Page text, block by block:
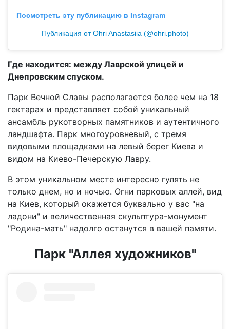
Посмотреть эту публикацию в Instagram
Публикация от Ohri Anastasiia (@ohri.photo)
Где находится: между Лаврской улицей и
Днепровским спуском.
Парк Вечной Славы располагается более чем на 18
гектарах и представляет собой уникальный
ансамбль рукотворных памятников и аутентичного
ландшафта. Парк многоуровневый, с тремя
видовыми площадками на левый берег Киева и
видом на Киево-Печерскую Лавру.
В этом уникальном месте интересно гулять не
только днем, но и ночью. Огни парковых аллей, вид
на Киев, который окажется буквально у вас "на
ладони" и величественная скульптура-монумент
"Родина-мать" надолго останутся в вашей памяти.
Парк "Аллея художников"